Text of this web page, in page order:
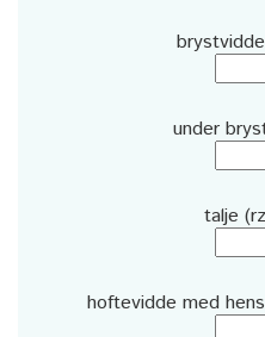
under
talje
hoftevidde med